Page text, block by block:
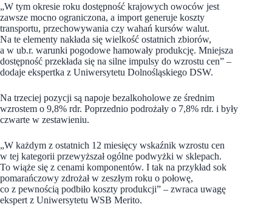
„W tym okresie roku dostępność krajowych owoców jest
zawsze mocno ograniczona, a import generuje koszty
transportu, przechowywania czy wahań kursów walut.
Na te elementy nakłada się wielkość ostatnich zbiorów,
a w ub.r. warunki pogodowe hamowały produkcję. Mniejsza
dostępność przekłada się na silne impulsy do wzrostu cen” –
dodaje ekspertka z Uniwersytetu Dolnośląskiego DSW.
Na trzeciej pozycji są napoje bezalkoholowe ze średnim
wzrostem o 9,8% rdr. Poprzednio podrożały o 7,8% rdr. i były
czwarte w zestawieniu.
„W każdym z ostatnich 12 miesięcy wskaźnik wzrostu cen
w tej kategorii przewyższał ogólne podwyżki w sklepach.
To wiąże się z cenami komponentów. I tak na przykład sok
pomarańczowy zdrożał w zeszłym roku o połowę,
co z pewnością podbiło koszty produkcji” – zwraca uwagę
ekspert z Uniwersytetu WSB Merito.